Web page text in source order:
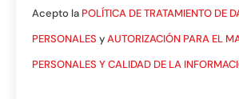
Acepto la POLÍTICA DE TRATAMIENTO DE
PERSONALES yAUTORIZACIÓN PARA EL
PERSONALES Y CALIDAD DE LA